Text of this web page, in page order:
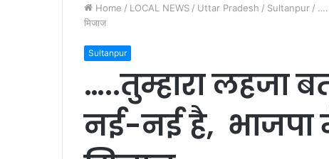
Home / LOCAL NEWS / Uttar Pradesh / Sultanpur /
मिजाज
Sultanpur
…..तुम्हारा लहजा
नई-नई है, भाजपा